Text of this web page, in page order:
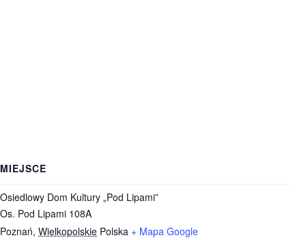
MIEJSCE
Osiedlowy Dom Kultury „Pod Lipami”
Os. Pod Lipami 108A
Poznań, Wielkopolskie Polska + Mapa Google